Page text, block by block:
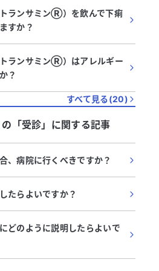
ランサミンⓇ）を飲んで下痢
すか？
ランサミンⓇ）はアレルギー
？
すべて見る(20)
の「受診」に関する記事
、病院に行くべきですか？
たらよいですか？
どのように説明したらよいで